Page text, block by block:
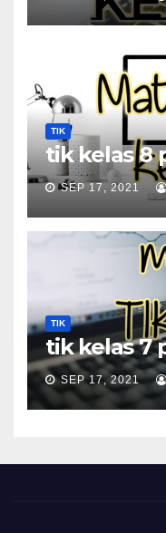
TIK
tik kelas 8
SEP 17, 2021
TIK
tik kelas 7
SEP 17, 2021